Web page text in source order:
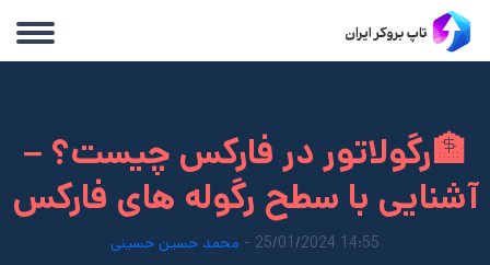
🏦رگولاتور در فارکس چیست؟ –
آشنایی با سطح رگوله های فارکس
14:55 25/01/2024 - محمد حسین حسینی